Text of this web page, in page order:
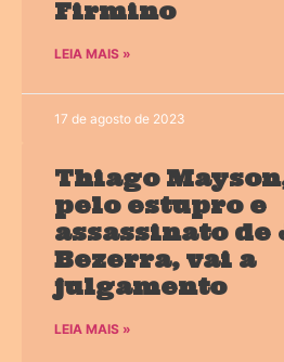
Firmino
LEIA MAIS »
17 de agosto de 2023
Thiago
pelo estupro e
assassinato de
Bezerra, vai a
julgamento
LEIA MAIS »